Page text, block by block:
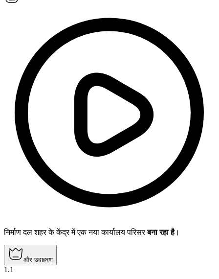
निर्माण दल शहर के केंद्र में एक नया कार्यालय परिसरबना रहा है।
और उदाहरण
1 .1